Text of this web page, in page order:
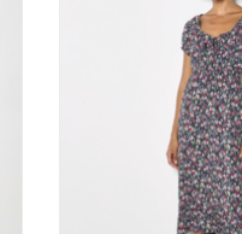
AJOUTER AU